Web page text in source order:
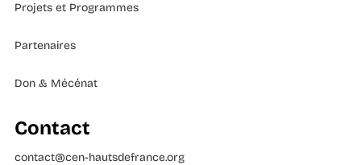
Projets et Programmes
Partenaires
Don & Mécénat
Contact
contact@cen-hautsdefrance.org